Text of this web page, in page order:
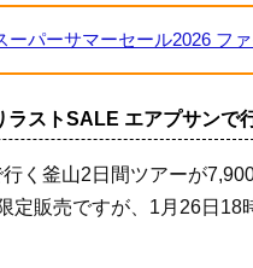
ーパーサマーセール2026 フ
ラストSALE エアプサンで
く釜山2日間ツアーが
定販売ですが、1月26日18